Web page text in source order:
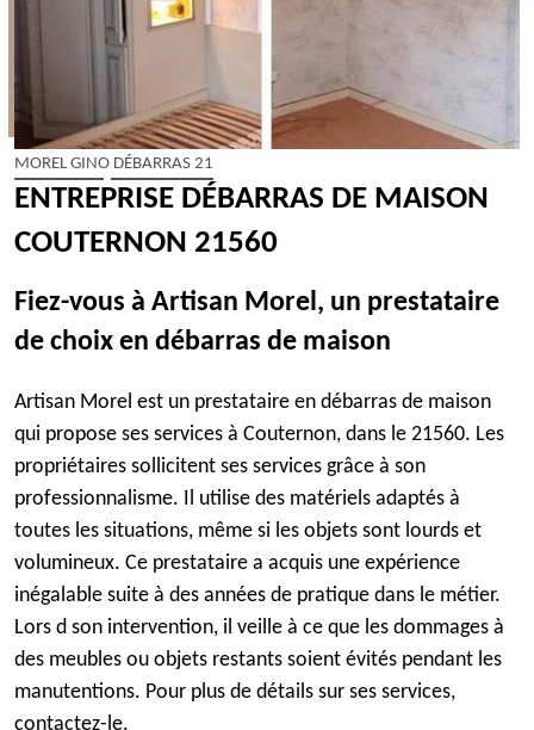
MOREL GINO DÉBARRAS 21
ENTREPRISE DÉBARRAS DE MAISON
COUTERNON 21560
Fiez-vous à Artisan Morel, un prestataire
de choix en débarras de maison
Artisan Morel est un prestataire en débarras de maison
qui propose ses services à Couternon, dans le 21560. Les
propriétaires sollicitent ses services grâce à son
professionnalisme. Il utilise des matériels adaptés à
toutes les situations, même si les objets sont lourds et
volumineux. Ce prestataire a acquis une expérience
inégalable suite à des années de pratique dans le métier.
Lors d son intervention, il veille à ce que les dommages à
des meubles ou objets restants soient évités pendant les
manutentions. Pour plus de détails sur ses services,
contactez-le.